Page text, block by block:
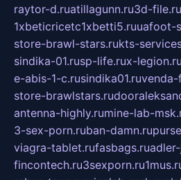
raytor-d.ruatillagunn.ru3d-file.ru
1xbeticricetc1xbetti5.ruuafoot-
store-brawl-stars.rukts-
sindika-01.rusp-life.rux-legion.ru
e-abis-1-c.rusindika01.ruvenda-
store-brawlstars.ru
antenna-highly.rumine-lab-
3-sex-porn.ruban-damn.ru
viagra-tablet.rufasbags.ru
fincontech.ru3sexporn.ru